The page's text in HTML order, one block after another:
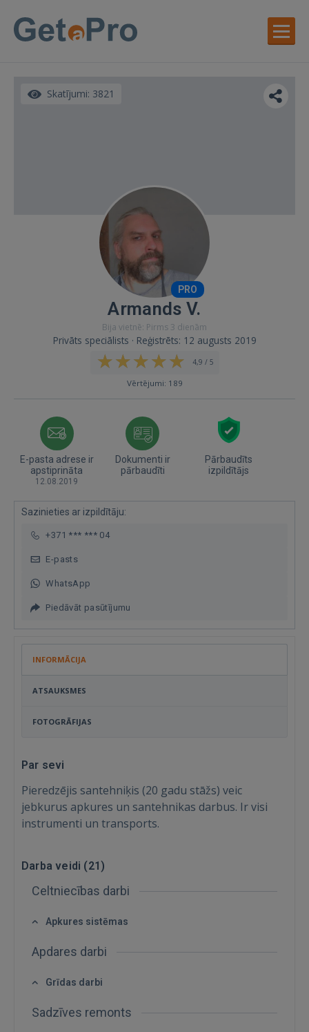
IENĀKT
Skatījumi: 3821
PRO
Armands V.
Bija vietnē: Pirms 3 dienām
Privāts speciālists · Reģistrēts: 12 augusts 2019
4,9 / 5
Vērtējumi: 189
E-pasta adrese ir
apstiprināta
12.08.2019
Dokumenti ir
pārbaudīti
Pārbaudīts
izpildītājs
Sazinieties ar izpildītāju:
+371 *** *** 04
E-pasts
WhatsApp
Piedāvāt pasūtījumu
INFORMĀCIJA
ATSAUKSMES
FOTOGRĀFIJAS
Par sevi
Pieredzējis santehniķis (20 gadu stāžs) veic
jebkurus apkures un santehnikas darbus. Ir visi
instrumenti un transports.
Darba veidi (21)
Celtniecības darbi
Apkures sistēmas
Apdares darbi
Grīdas darbi
Sadzīves remonts